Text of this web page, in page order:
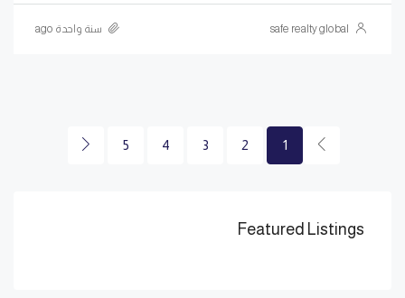
safe realty global سنة واحدة ago
1
2
3
4
5
Featured Listings